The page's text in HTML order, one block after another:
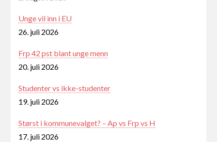
Unge vil inn i EU
26. juli 2026
Frp 42 pst blant unge menn
20. juli 2026
Studenter vs ikke-studenter
19. juli 2026
Størst i kommunevalget? – Ap vs Frp vs H
17. juli 2026